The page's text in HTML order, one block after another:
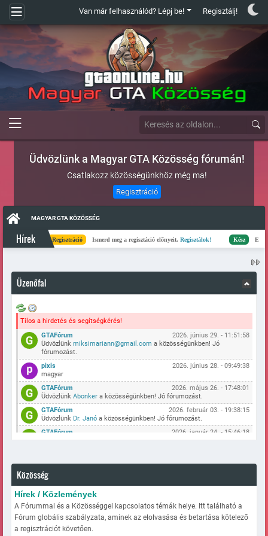
Van már felhasználód? Lépj be! Regisztálj!
Üdvözlünk a Magyar GTA Közösség fórumán!
Csatlakozz közösségünkhöz még ma!
Regisztráció
MAGYAR GTA KÖZÖSSÉG
HírekRegisztráció Ismerd meg a regisztáció előnyeit. Regisztálok! Kész Elkészült a
Üzenőfal
Tilos a hirdetés és segítségkérés!
GTAFórum
2026. június 29. - 11:51:58
Üdvözlünk miksimariann@gmail.com a közösségünkben! Jó
fórumozást.
pixis
2026. június 28. - 09:49:38
magyar
GTAFórum
2026. május 26. - 17:48:01
Üdvözlünk Abonkera közösségünkben! Jó fórumozást.
GTAFórum
2026. február 03. - 19:38:15
Üdvözlünk Dr. Janóa közösségünkben! Jó fórumozást.
GTAFórum
2026. január 24. - 15:46:18
ÜdvözlünkSzekeresMarcia közösségünkben! Jó fórumozást.
GTAFórum
ÜdvözlünkPeti786a közösségünkben! Jó fórumozást.
GTAFórum
Üdvözlünkfrici0822a közösségünkben! Jó fórumozást.
GTAFórum
2025. augusztus 07. - 10:07:38
Üdvözlünkkristof45
Közösség
Hírek / Közlemények
A Fórummal és a Közösséggel kapcsolatos témák helye. Itt található a
Fórum globális szabályzata, aminek az elolvasása és betartása kötelező
a regisztrációt követően.